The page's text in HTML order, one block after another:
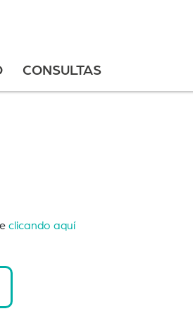
CONSULTAS
clicando aquí